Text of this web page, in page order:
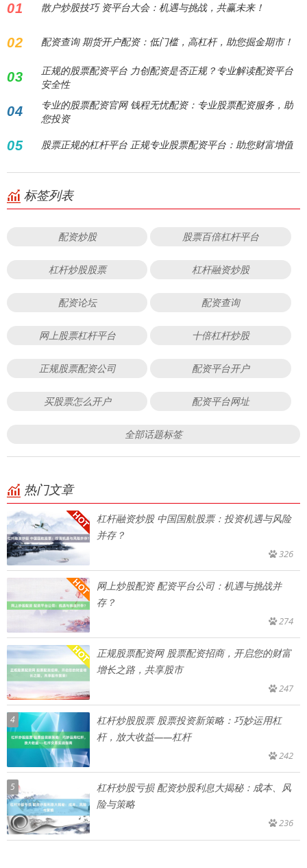
01 散户炒股技巧 资平台大会：机遇与挑战，共赢未来！
02 配资查询 期货开户配资：低门槛，高杠杆，助您掘金期市！
03
正规的股票配资平台 力创配资是否正规？专业解读配资平台
安全性
04
专业的股票配资官网 钱程无忧配资：专业股票配资服务，助
您投资
05 股票正规的杠杆平台 正规专业股票配资平台：助您财富增值
标签列表
配资炒股 股票百倍杠杆平台
杠杆炒股股票 杠杆融资炒股
配资论坛 配资查询
网上股票杠杆平台 十倍杠杆炒股
正规股票配资公司 配资平台开户
买股票怎么开户 配资平台网址
全部话题标签
热门文章
杠杆融资炒股 中国国航股票：投资机遇与风险
并存？
326
网上炒股配资 配资平台公司：机遇与挑战并
存？
274
正规股票配资网 股票配资招商，开启您的财富
增长之路，共享股市
247
4
杠杆炒股股票 股票投资新策略：巧妙运用杠
杆，放大收益——杠杆
242
5
杠杆炒股亏损 配资炒股利息大揭秘：成本、风
险与策略
236